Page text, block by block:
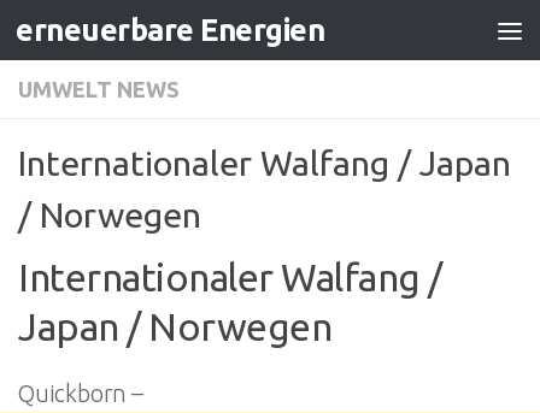
Zum Inhalt springen
erneuerbare Energien
UMWELT NEWS
Internationaler Walfang / Japan
/ Norwegen
Internationaler Walfang /
Japan / Norwegen
Quickborn –